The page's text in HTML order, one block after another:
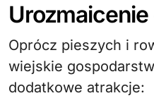
Oprócz pieszych i
wiejskie
dodatkowe atrakcje: